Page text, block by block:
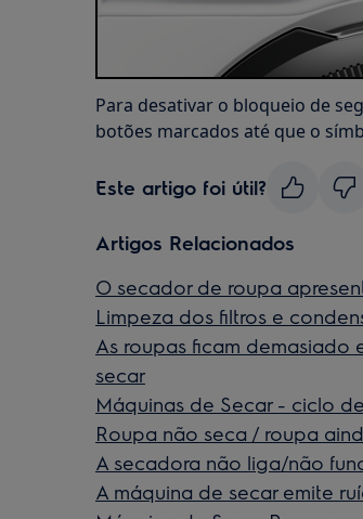
Para desativar o bloqueio de
botões marcados até que o
Este artigo foi útil?
Artigos Relacionados
O secador de roupa
Limpeza dos filtros e
As roupas ficam demasiado
secar
Máquinas de Secar - ciclo
Roupa não seca / roupa
A secadora não liga/não
A máquina de secar emite